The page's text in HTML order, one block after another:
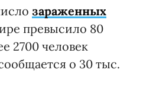
зараженных
превысило 80
2700 человек
о 30 тыс.